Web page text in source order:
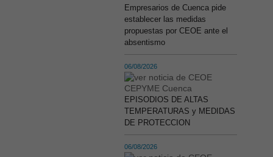
Empresarios de Cuenca pide
establecer las medidas
propuestas por CEOE ante el
absentismo
06/08/2026
EPISODIOS DE ALTAS
TEMPERATURAS y MEDIDAS
DE PROTECCION
06/08/2026